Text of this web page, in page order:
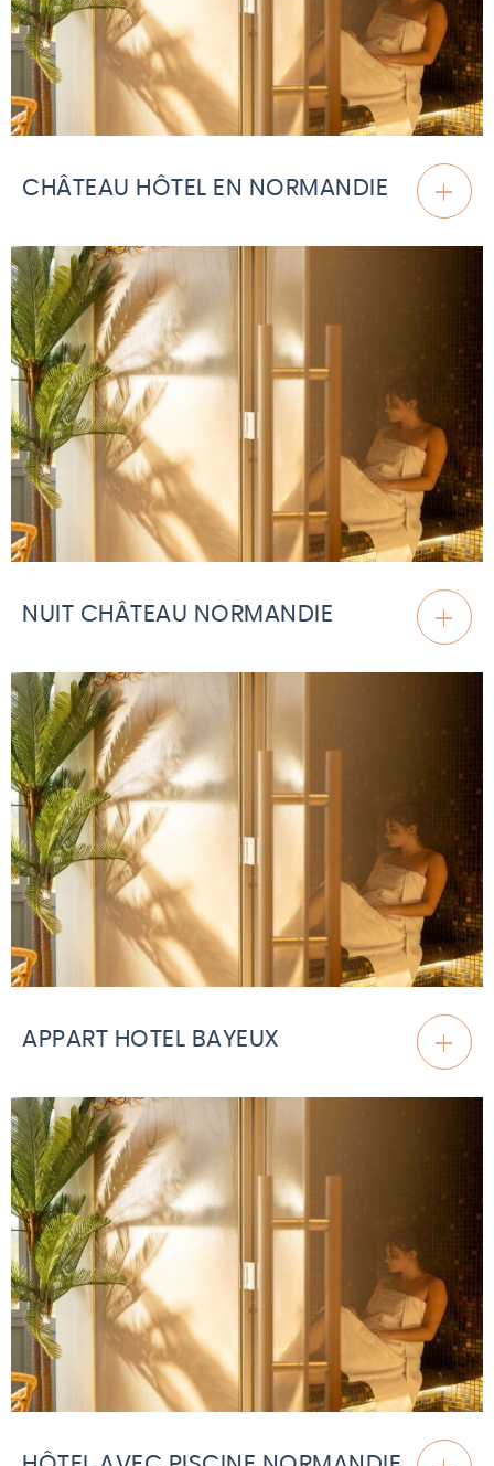
CHÂTEAU HÔTEL EN NORMANDIE
NUIT CHÂTEAU NORMANDIE
APPART HOTEL BAYEUX